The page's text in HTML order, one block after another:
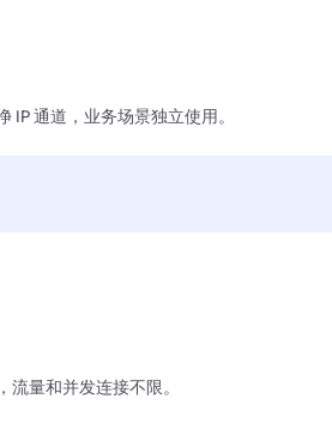
IP 通道，业务场景独立使用。
量和并发连接不限。